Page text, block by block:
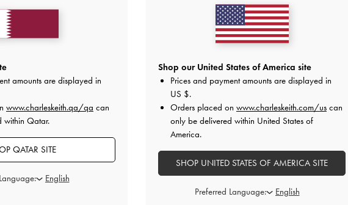
375.00 QAR
حذاء كعب مفتوح من الخلف لامع
amounts are displayed in
www.charleskeith.qa/qa can
within Qatar.
QATAR SITE
Shop our United States of America site
Prices and payment amounts are displayed in
US $.
Orders placed on www.charleskeith.com/us can
only be delivered within United States of
America.
SHOP UNITED STATES OF AMERICA SITE
Preferred Language: